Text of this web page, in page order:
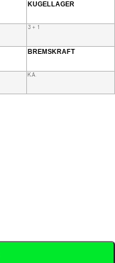
KUGELLAGER
3 + 1
BREMSKRAFT
K.A.